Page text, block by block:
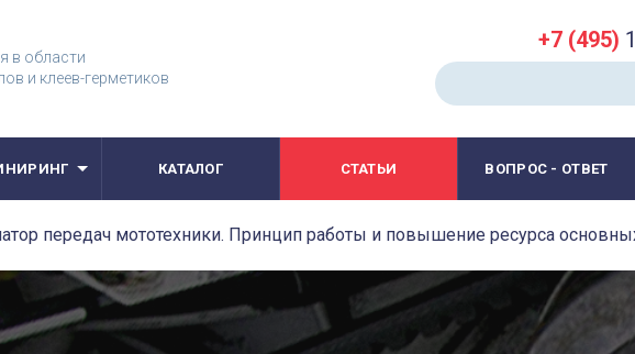
в области
и клеев-герметиков
+7 (495)
КАТАЛОГ СТАТЬИ ВОПРОС - ОТВЕТ
передач мототехники. Принцип работы и повышение ресурса